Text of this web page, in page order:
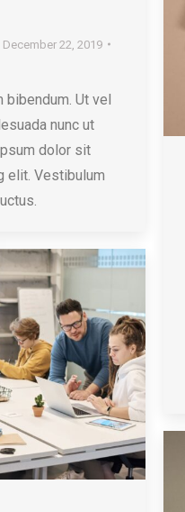
December 22, 2019
bibendum. Ut vel
nunc ut
dolor sit
elit. Vestibulum